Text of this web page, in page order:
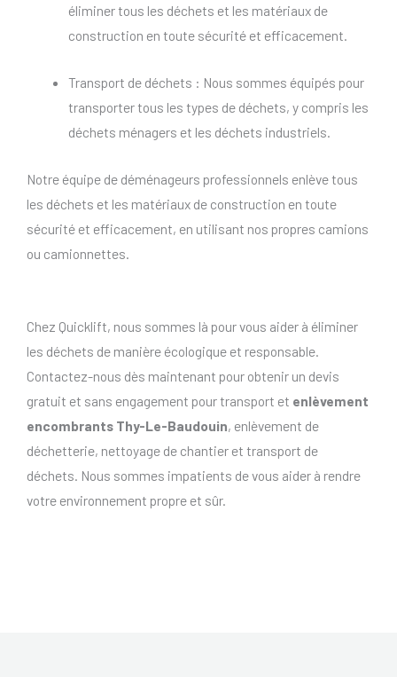
éliminer tous les déchets et les matériaux de
construction en toute sécurité et efficacement.
Transport de déchets : Nous sommes équipés pour
transporter tous les types de déchets, y compris les
déchets ménagers et les déchets industriels.
Notre équipe de déménageurs professionnels enlève tous
les déchets et les matériaux de construction en toute
sécurité et efficacement, en utilisant nos propres camions
ou camionnettes.
Chez Quicklift, nous sommes là pour vous aider à éliminer
les déchets de manière écologique et responsable.
Contactez-nous dès maintenant pour obtenir un devis
gratuit et sans engagement pour transport et enlèvement
encombrants Thy-Le-Baudouin, enlèvement de
déchetterie, nettoyage de chantier et transport de
déchets. Nous sommes impatients de vous aider à rendre
votre environnement propre et sûr.